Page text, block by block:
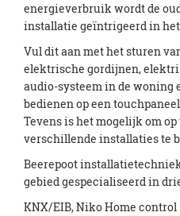
energieverbruik wordt de
installatie geïntrigeerd in
Vul dit aan met het sturen
elektrische gordijnen,
audio-systeem in de
bedienen op een
Tevens is het mogelijk om
verschillende installaties te
Beerepoot
gebied gespecialiseerd in
KNX/EIB, Niko Home